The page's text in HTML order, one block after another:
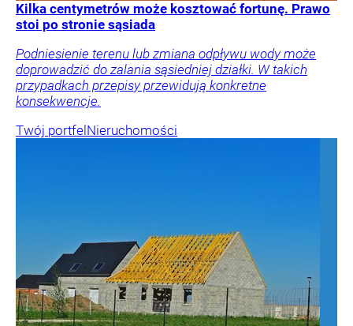
Kilka centymetrów może kosztować fortunę. Prawo
stoi po stronie sąsiada
Podniesienie terenu lub zmiana odpływu wody może
doprowadzić do zalania sąsiedniej działki. W takich
przypadkach przepisy przewidują konkretne
konsekwencje.
Twój portfel Nieruchomości